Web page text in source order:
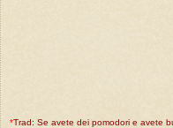
*Trad: Se avete dei pomodori e avete